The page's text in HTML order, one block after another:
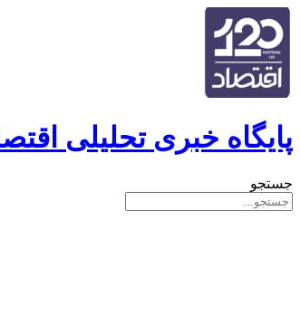
پایگاه خبری تحلیلی اقتصاد
جستجو